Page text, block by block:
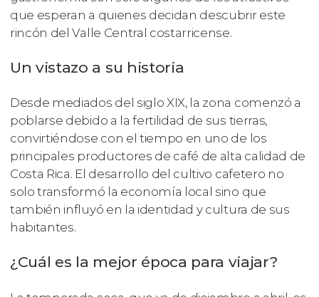
que esperan a quienes decidan descubrir este
rincón del Valle Central costarricense.
Un vistazo a su historia
Desde mediados del siglo XIX, la zona comenzó a
poblarse debido a la fertilidad de sus tierras,
convirtiéndose con el tiempo en uno de los
principales productores de café de alta calidad de
Costa Rica. El desarrollo del cultivo cafetero no
solo transformó la economía local sino que
también influyó en la identidad y cultura de sus
habitantes.
¿Cuál es la mejor época para viajar?